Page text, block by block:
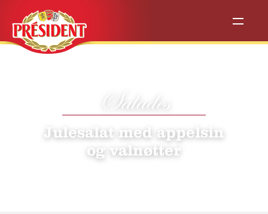
Salades
Julesalat med appelsin
og valnøtter